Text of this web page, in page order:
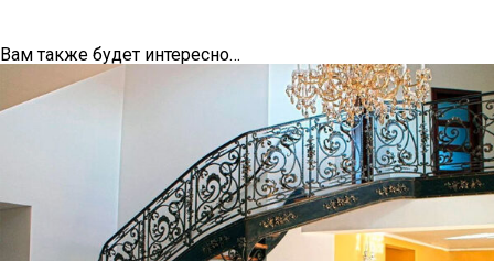
Вам также будет интересно…